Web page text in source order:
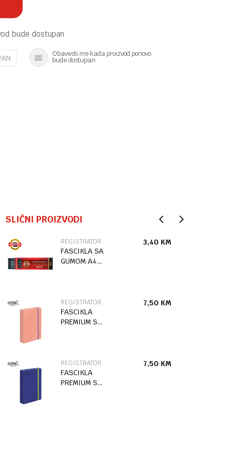
bude dostupan
Obavesti me kada proizvod ponovo
bude dostupan
SLIČNI PROIZVODI
REGISTRATORI I FASCIKLE
FASCIKLA SA
GUMOM A4
3,40 KM
REGISTRATORI I FASCIKLE
FASCIKLA
PREMIUM SA
7,50 KM
REGISTRATORI I FASCIKLE
FASCIKLA
PREMIUM SA
7,50 KM